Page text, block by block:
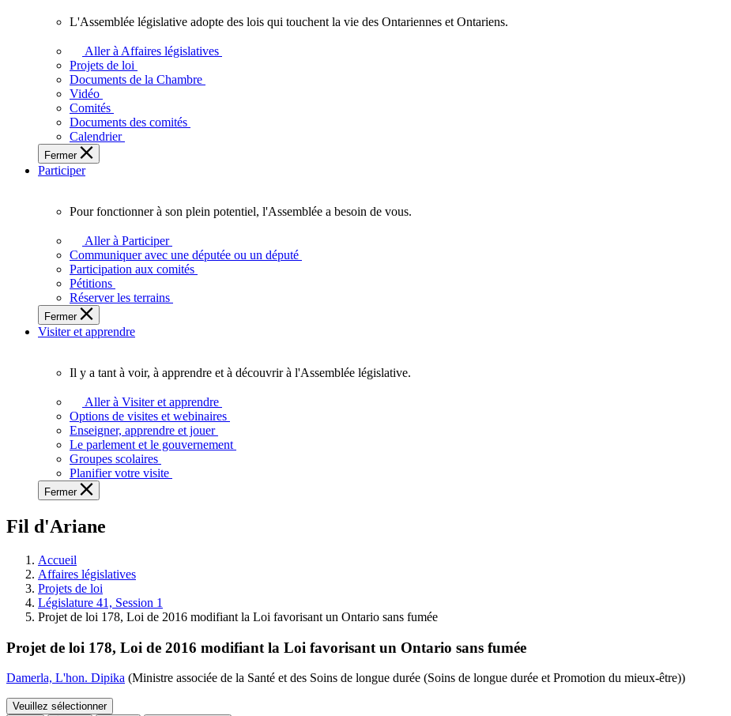
l'Ontario.
législative
adopte
touchent
vie
des
Ontariennes
Ontariens.
L'Assemblée législative adopte des lois qui touchent la vie des Ontariennes et Ontariens.
Aller à Affaires législatives
Projets de loi
Documents de la Chambre
Vidéo
Comités
Documents des comités
Calendrier
Fermer
Participer
fonctionner
plein
potentiel,
l'Assemblée
a
besoin
Pour fonctionner à son plein potentiel, l'Assemblée a besoin de vous.
Aller à Participer
Communiquer avec une députée ou un député
Participation aux comités
Pétitions
Réserver les terrains
Fermer
Visiter et apprendre
voir,
apprendre
et
découvrir
l'Assemblée
législative.
Il y a tant à voir, à apprendre et à découvrir à l'Assemblée législative.
Aller à Visiter et apprendre
Options de visites et webinaires
Enseigner, apprendre et jouer
Le parlement et le gouvernement
Groupes scolaires
Planifier votre visite
Fermer
Fil d'Ariane
Accueil
Affaires législatives
Projets de loi
Législature 41, Session 1
Projet de loi 178, Loi de 2016 modifiant la Loi favorisant un Ontario sans fumée
Projet de loi 178, Loi de 2016 modifiant la Loi favorisant un Ontario sans fumée
Damerla, L'hon. Dipika (Ministre associée de la Santé et des Soins de longue durée (Soins de longue durée et Promotion du mieux-être))
Veuillez sélectionner